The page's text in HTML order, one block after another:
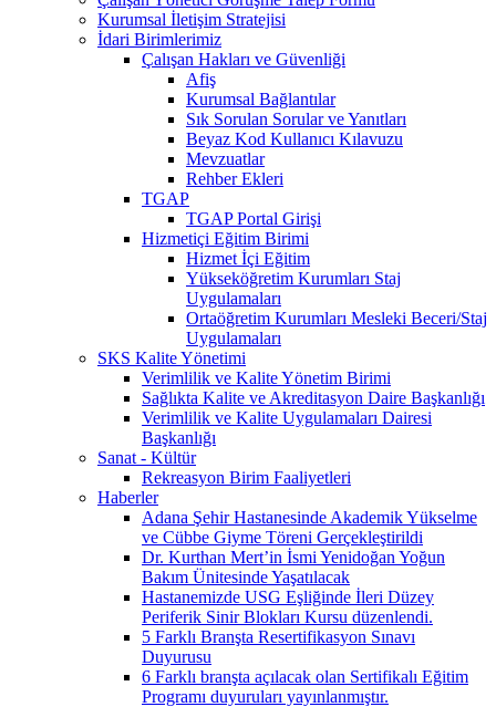
Kurumsal İletişim Stratejisi
İdari Birimlerimiz
Çalışan Hakları ve Güvenliği
Afiş
Kurumsal Bağlantılar
Sık Sorulan Sorular ve Yanıtları
Beyaz Kod Kullanıcı Kılavuzu
Mevzuatlar
Rehber Ekleri
TGAP
TGAP Portal Girişi
Hizmetiçi Eğitim Birimi
Hizmet İçi Eğitim
Yükseköğretim Kurumları Staj
Uygulamaları
Ortaöğretim Kurumları Mesleki Beceri/Staj
Uygulamaları
SKS Kalite Yönetimi
Verimlilik ve Kalite Yönetim Birimi
Sağlıkta Kalite ve Akreditasyon Daire Başkanlığı
Verimlilik ve Kalite Uygulamaları Dairesi
Başkanlığı
Sanat - Kültür
Rekreasyon Birim Faaliyetleri
Haberler
Adana Şehir Hastanesinde Akademik Yükselme
ve Cübbe Giyme Töreni Gerçekleştirildi
Dr. Kurthan Mert’in İsmi Yenidoğan Yoğun
Bakım Ünitesinde Yaşatılacak
Hastanemizde USG Eşliğinde İleri Düzey
Periferik Sinir Blokları Kursu düzenlendi.
5 Farklı Branşta Resertifikasyon Sınavı
Duyurusu
6 Farklı branşta açılacak olan Sertifikalı Eğitim
Programı duyuruları yayınlanmıştır.